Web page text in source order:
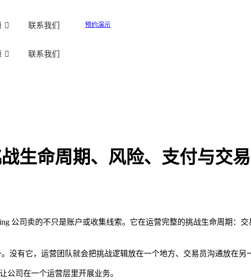
联系我们 预约演示
联系我们
生命周期、风险、支付与交
公司卖的不只是账户或收集线索。它在运营完整的挑战生命周期：
没有它，运营团队就会把挑战逻辑放在一个地方、交易员沟通放在
公司在一个运营层里开展业务。